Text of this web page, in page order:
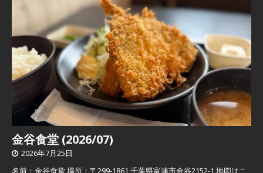
金谷食堂 (2026/07)
2026年7月25日
名前：金谷食堂 場所：〒299-1861 千葉県富津市金谷2152-1 地図はこ